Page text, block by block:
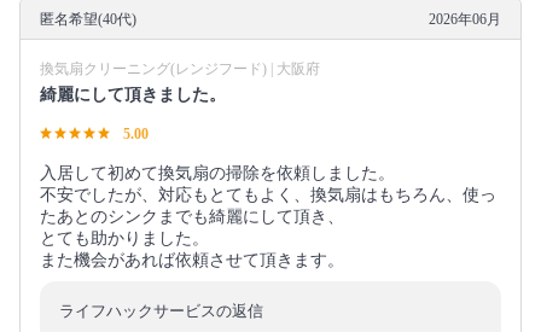
匿名希望(40代) 2026年06月
換気扇クリーニング(レンジフード) | 大阪府
綺麗にして頂きました。
5.00
入居して初めて換気扇の掃除を依頼しました。
不安でしたが、対応もとてもよく、換気扇はもちろん、使っ
たあとのシンクまでも綺麗にして頂き、
とても助かりました。
また機会があれば依頼させて頂きます。
ライフハックサービスの返信